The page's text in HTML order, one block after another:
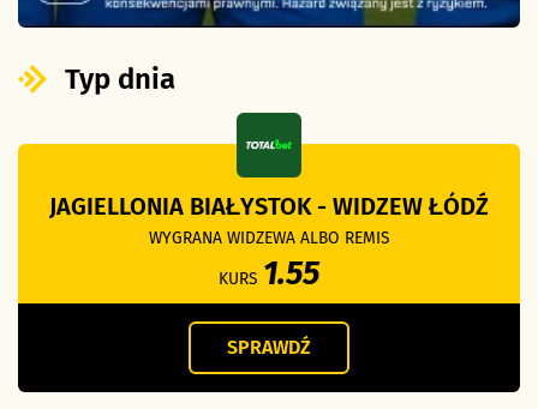
Typ dnia
JAGIELLONIA BIAŁYSTOK - WIDZEW ŁÓDŹ
WYGRANA WIDZEWA ALBO REMIS
KURS 1.55
SPRAWDŹ